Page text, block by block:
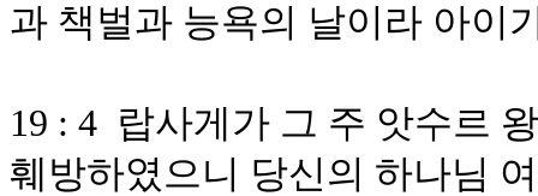
과 책벌과 능욕의 날이라 아이
19 : 4 랍사게가 그 주 앗수르
훼방하였으니 당신의 하나님